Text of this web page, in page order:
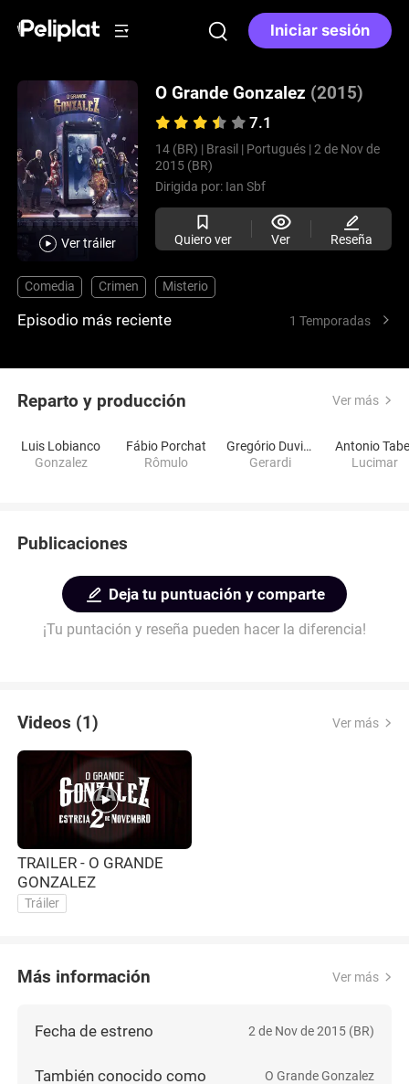
Iniciar sesión
Ver tráiler
O Grande Gonzalez (2015)
7.1
14 (BR) | Brasil | Portugués | 2 de Nov de
2015 (BR)
Dirigida por: Ian Sbf
Quiero ver Ver Reseña
Comedia Crimen Misterio
Episodio más reciente 1 Temporadas
Reparto y producción Ver más
Luis Lobianco
Gonzalez
Fábio Porchat
Rômulo
Gregório Duvivier
Gerardi
Antonio
Lucimar
Publicaciones
Deja tu puntuación y comparte
¡Tu puntación y reseña pueden hacer la diferencia!
Videos (1) Ver más
TRAILER - O GRANDE
GONZALEZ
Tráiler
Más información Ver más
Fecha de estreno 2 de Nov de 2015 (BR)
También conocido como O Grande Gonzalez